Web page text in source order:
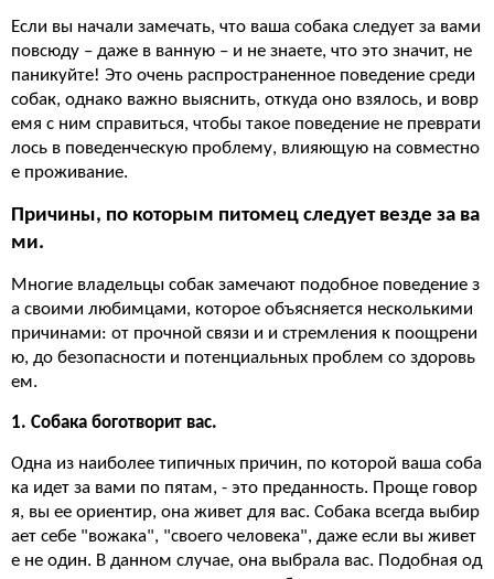
Если вы начали замечать, что ваша собака следует за вами
повсюду – даже в ванную – и не знаете, что это значит, не
паникуйте! Это очень распространенное поведение среди
собак, однако важно выяснить, откуда оно взялось, и вовр
емя с ним справиться, чтобы такое поведение не преврати
лось в поведенческую проблему, влияющую на совместно
е проживание.
Причины, по которым питомец следует везде за ва
ми.
Многие владельцы собак замечают подобное поведение з
а своими любимцами, которое объясняется несколькими
причинами: от прочной связи и и стремления к поощрени
ю, до безопасности и потенциальных проблем со здоровь
ем.
1. Собака боготворит вас.
Одна из наиболее типичных причин, по которой ваша соба
ка идет за вами по пятам, - это преданность. Проще говор
я, вы ее ориентир, она живет для вас. Собака всегда выбир
ает себе "вожака", "своего человека", даже если вы живет
е не один. В данном случае, она выбрала вас. Подобная од